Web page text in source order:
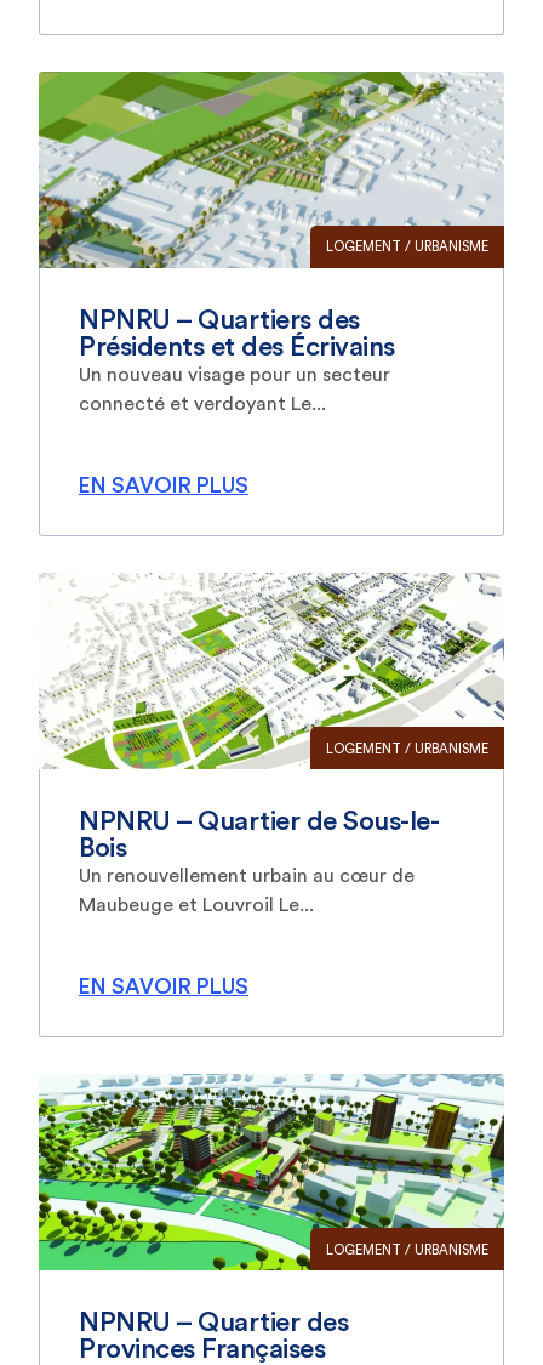
LOGEMENT / URBANISME
NPNRU – Quartiers des
Présidents et des Écrivains
Un nouveau visage pour un secteur
connecté et verdoyant Le...
EN SAVOIR PLUS
LOGEMENT / URBANISME
NPNRU – Quartier de Sous-le-
Bois
Un renouvellement urbain au cœur de
Maubeuge et Louvroil Le...
EN SAVOIR PLUS
LOGEMENT / URBANISME
NPNRU – Quartier des
Provinces Françaises